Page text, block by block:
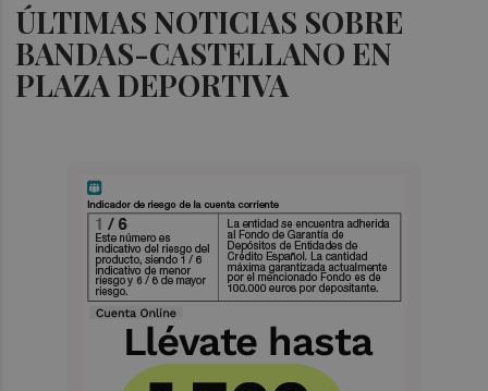
ÚLTIMAS NOTICIAS SOBRE
BANDAS-CASTELLANO EN
PLAZA DEPORTIVA